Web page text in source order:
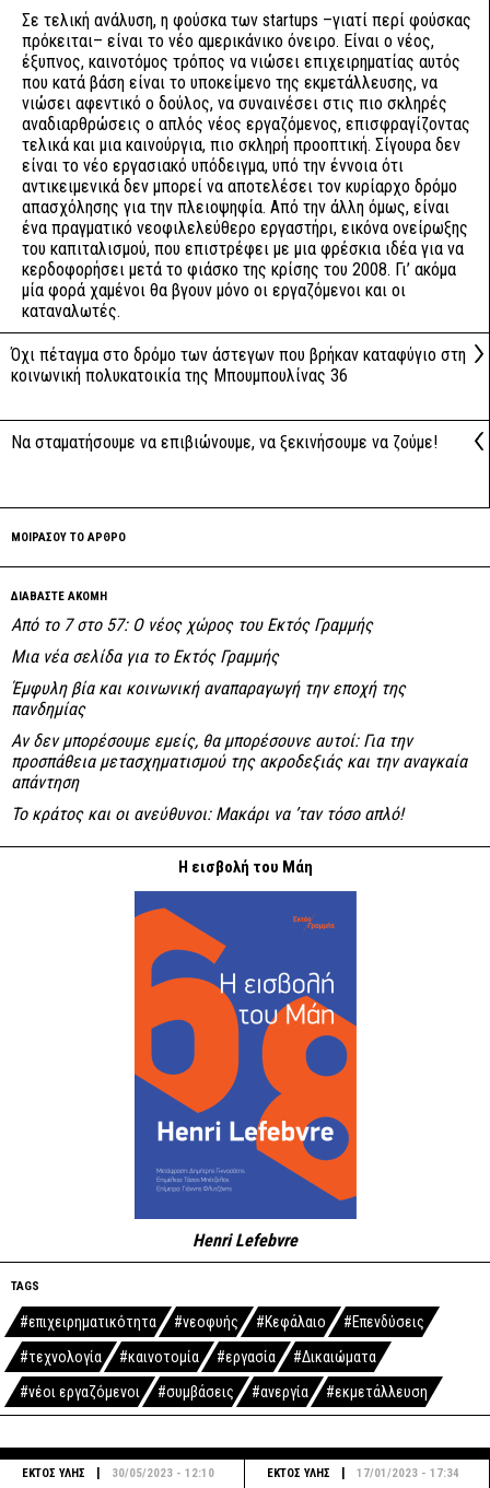
Σε τελική ανάλυση, η φούσκα των startups –γιατί περί φούσκας
πρόκειται– είναι το νέο αμερικάνικο όνειρο. Είναι ο νέος,
έξυπνος, καινοτόμος τρόπος να νιώσει επιχειρηματίας αυτός
που κατά βάση είναι το υποκείμενο της εκμετάλλευσης, να
νιώσει αφεντικό ο δούλος, να συναινέσει στις πιο σκληρές
αναδιαρθρώσεις ο απλός νέος εργαζόμενος, επισφραγίζοντας
τελικά και μια καινούργια, πιο σκληρή προοπτική. Σίγουρα δεν
είναι το νέο εργασιακό υπόδειγμα, υπό την έννοια ότι
αντικειμενικά δεν μπορεί να αποτελέσει τον κυρίαρχο δρόμο
απασχόλησης για την πλειοψηφία. Από την άλλη όμως, είναι
ένα πραγματικό νεοφιλελεύθερο εργαστήρι, εικόνα ονείρωξης
του καπιταλισμού, που επιστρέφει με μια φρέσκια ιδέα για να
κερδοφορήσει μετά το φιάσκο της κρίσης του 2008. Γι’ ακόμα
μία φορά χαμένοι θα βγουν μόνο οι εργαζόμενοι και οι
καταναλωτές.
Όχι πέταγμα στο δρόμο των άστεγων που βρήκαν καταφύγιο στη
κοινωνική πολυκατοικία της Μπουμπουλίνας 36
Να σταματήσουμε να επιβιώνουμε, να ξεκινήσουμε να ζούμε!
ΜΟΙΡΑΣΟΥ ΤΟ ΑΡΘΡΟ
ΔΙΑΒΑΣΤΕ ΑΚΟΜΗ
Από το 7 στο 57: Ο νέος χώρος του Εκτός Γραμμής
Μια νέα σελίδα για το Εκτός Γραμμής
Έμφυλη βία και κοινωνική αναπαραγωγή την εποχή της
πανδημίας
Αν δεν μπορέσουμε εμείς, θα μπορέσουνε αυτοί: Για την
προσπάθεια μετασχηματισμού της ακροδεξιάς και την αναγκαία
απάντηση
Το κράτος και οι ανεύθυνοι: Mακάρι να ’ταν τόσο απλό!
Η εισβολή του Μάη
Henri Lefebvre
TAGS
#επιχειρηματικότητα #νεοφυής #Κεφάλαιο
#Επενδύσεις
#τεχνολογία
#καινοτομία #εργασία
#Δικαιώματα
#νέοι εργαζόμενοι
#συμβάσεις #ανεργία #εκμετάλλευση
ΕΚΤΟΣ ΥΛΗΣ 30/05/2023 - 12:10 ΕΚΤΟΣ ΥΛΗΣ 17/01/2023 - 17:34